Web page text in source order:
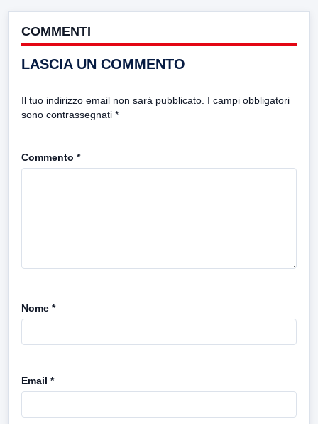
COMMENTI
LASCIA UN COMMENTO
Il tuo indirizzo email non sarà pubblicato. I campi obbligatori
sono contrassegnati *
Commento *
Nome *
Email *